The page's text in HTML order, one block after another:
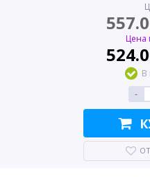
Цена
В
-